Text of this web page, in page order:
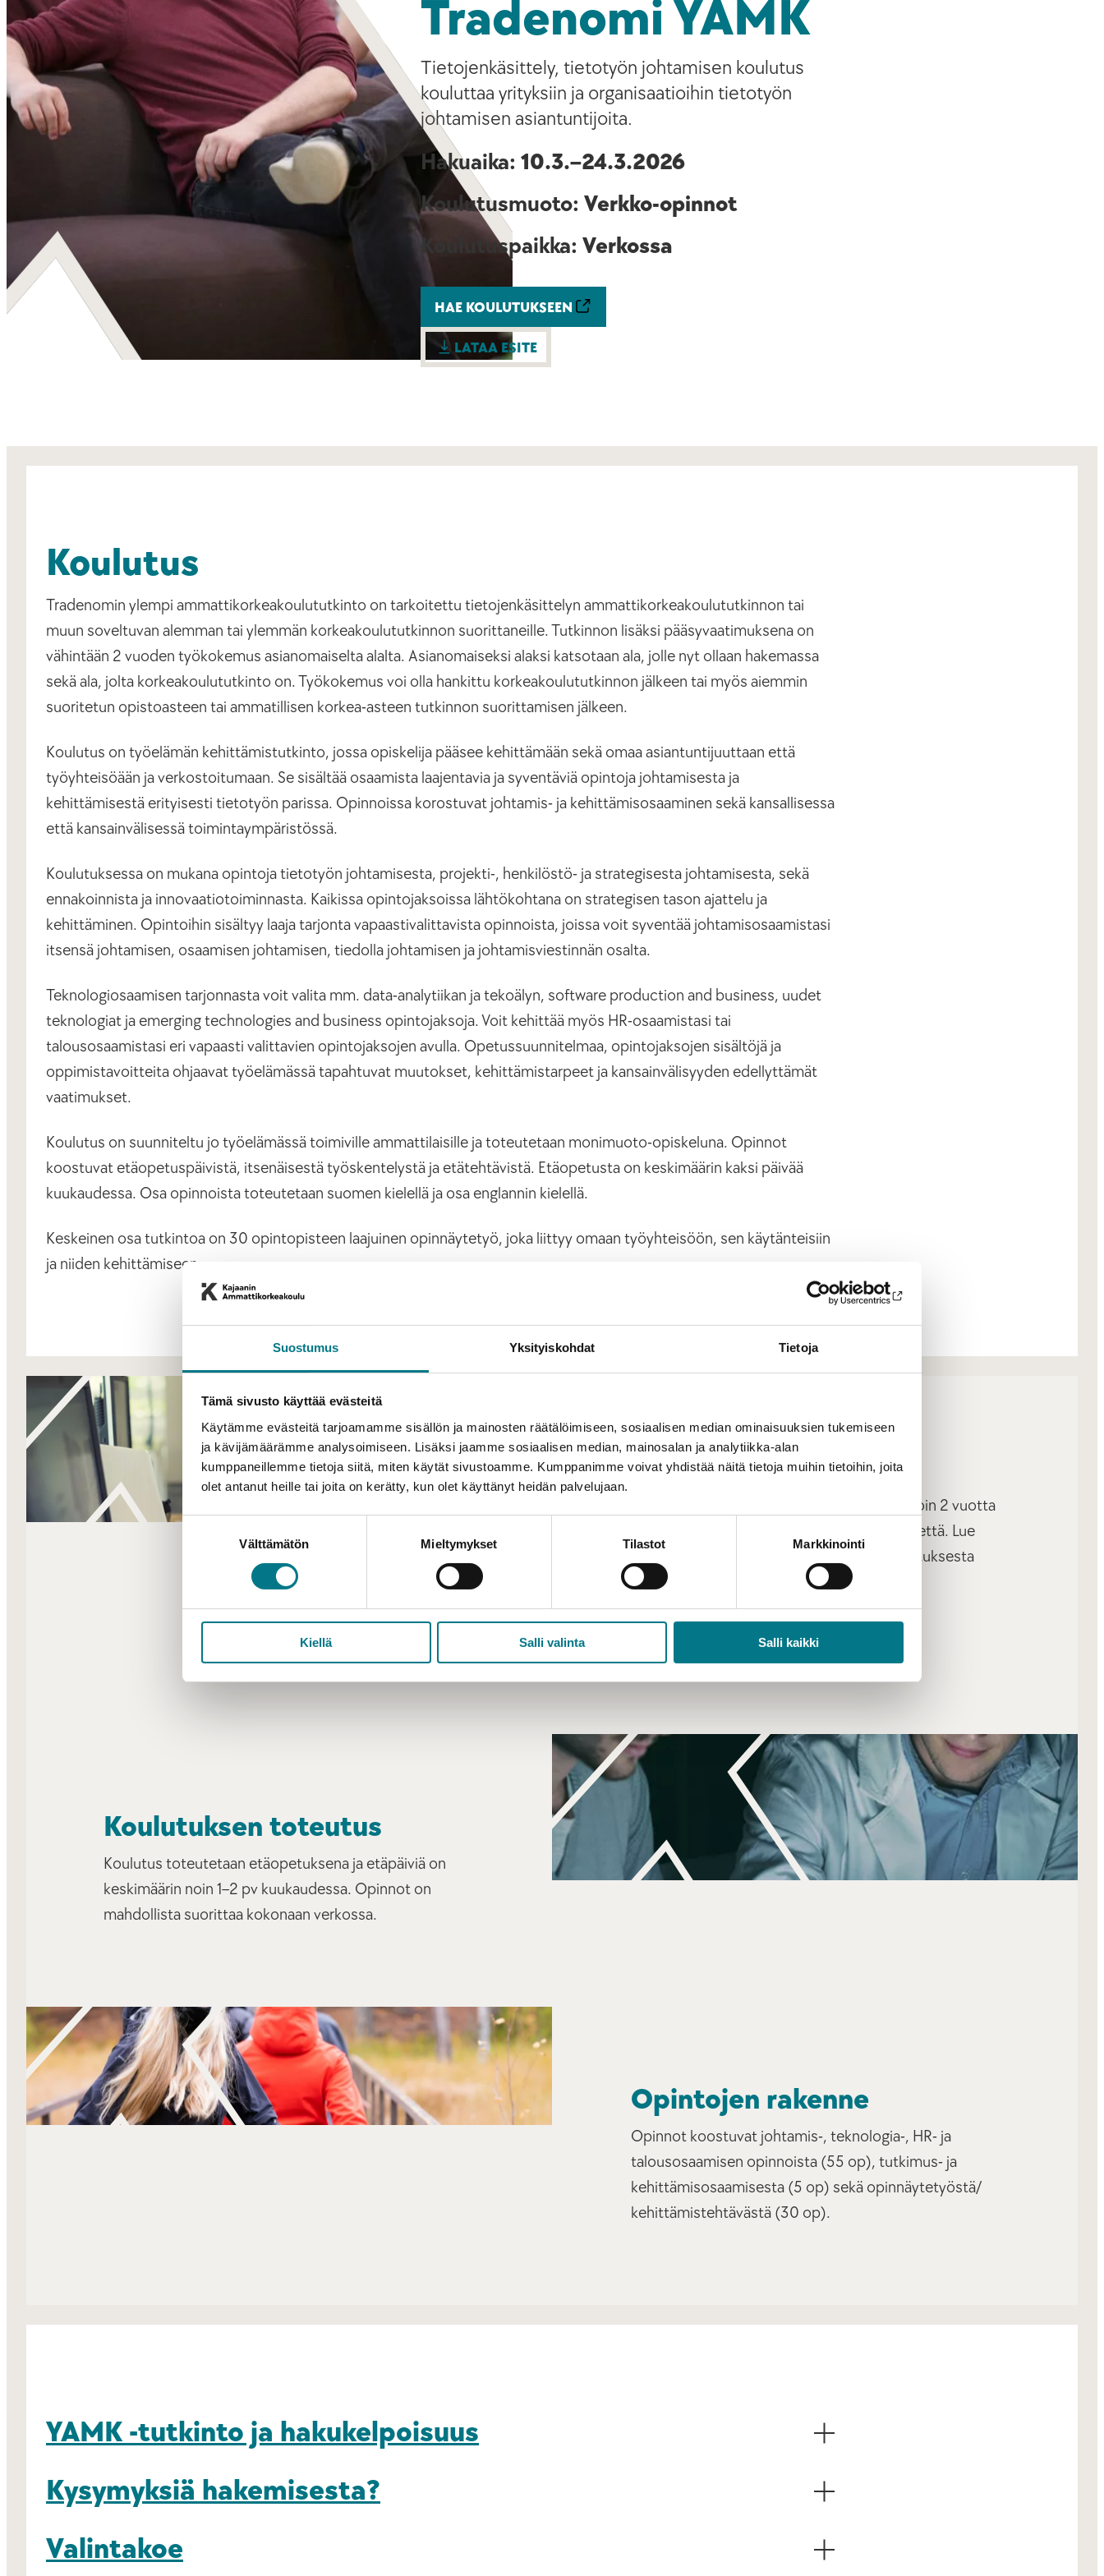
Suostumus Yksityiskohdat Tietoja
Tämä sivusto käyttää evästeitä
Käytämme evästeitä tarjoamamme sisällön ja mainosten räätälöimiseen, sosiaalisen median ominaisuuksien tukemiseen
ja kävijämäärämme analysoimiseen. Lisäksi jaamme sosiaalisen median, mainosalan ja analytiikka-alan
kumppaneillemme tietoja siitä, miten käytät sivustoamme. Kumppanimme voivat yhdistää näitä tietoja muihin tietoihin, joita
olet antanut heille tai joita on kerätty, kun olet käyttänyt heidän palvelujaan.
Suostumuksen
Välttämätön Mieltymykset Tilastot Markkinointi
Kiellä Salli valinta Salli kaikki
Tradenomi YAMK
Tietojenkäsittely, tietotyön johtamisen koulutus
kouluttaa yrityksiin ja organisaatioihin tietotyön
johtamisen asiantuntijoita.
Hakuaika: 10.3.–24.3.2026
Koulutusmuoto: Verkko-opinnot
Koulutuspaikka: Verkossa
HAE KOULUTUKSEEN
LATAA ESITE
Koulutus
Tradenomin ylempi ammattikorkeakoulututkinto on tarkoitettu tietojenkäsittelyn ammattikorkeakoulututkinnon tai
muun soveltuvan alemman tai ylemmän korkeakoulututkinnon suorittaneille. Tutkinnon lisäksi pääsyvaatimuksena on
vähintään 2 vuoden työkokemus asianomaiselta alalta. Asianomaiseksi alaksi katsotaan ala, jolle nyt ollaan hakemassa
sekä ala, jolta korkeakoulututkinto on. Työkokemus voi olla hankittu korkeakoulututkinnon jälkeen tai myös aiemmin
suoritetun opistoasteen tai ammatillisen korkea-asteen tutkinnon suorittamisen jälkeen.
Koulutus on työelämän kehittämistutkinto, jossa opiskelija pääsee kehittämään sekä omaa asiantuntijuuttaan että
työyhteisöään ja verkostoitumaan. Se sisältää osaamista laajentavia ja syventäviä opintoja johtamisesta ja
kehittämisestä erityisesti tietotyön parissa. Opinnoissa korostuvat johtamis- ja kehittämisosaaminen sekä kansallisessa
että kansainvälisessä toimintaympäristössä.
Koulutuksessa on mukana opintoja tietotyön johtamisesta, projekti-, henkilöstö- ja strategisesta johtamisesta, sekä
ennakoinnista ja innovaatiotoiminnasta. Kaikissa opintojaksoissa lähtökohtana on strategisen tason ajattelu ja
kehittäminen. Opintoihin sisältyy laaja tarjonta vapaastivalittavista opinnoista, joissa voit syventää johtamisosaamistasi
itsensä johtamisen, osaamisen johtamisen, tiedolla johtamisen ja johtamisviestinnän osalta.
Teknologiosaamisen tarjonnasta voit valita mm. data-analytiikan ja tekoälyn, software production and business, uudet
teknologiat ja emerging technologies and business opintojaksoja. Voit kehittää myös HR-osaamistasi tai
talousosaamistasi eri vapaasti valittavien opintojaksojen avulla. Opetussuunnitelmaa, opintojaksojen sisältöjä ja
oppimistavoitteita ohjaavat työelämässä tapahtuvat muutokset, kehittämistarpeet ja kansainvälisyyden edellyttämät
vaatimukset.
Koulutus on suunniteltu jo työelämässä toimiville ammattilaisille ja toteutetaan monimuoto-opiskeluna. Opinnot
koostuvat etäopetuspäivistä, itsenäisestä työskentelystä ja etätehtävistä. Etäopetusta on keskimäärin kaksi päivää
kuukaudessa. Osa opinnoista toteutetaan suomen kielellä ja osa englannin kielellä.
Keskeinen osa tutkintoa on 30 opintopisteen laajuinen opinnäytetyö, joka liittyy omaan työyhteisöön, sen käytänteisiin
ja niiden kehittämiseen.
Opinnot
Tietojenkäsittelyn YAMK -koulutus kestää noin 2 vuotta
työn ohessa ja sen laajuus on 90 opintopistettä. Lue
lisää koulutuksen sisällöstä ja opintojen ajoituksesta
opinto-oppaasta.
Koulutuksen toteutus
Koulutus toteutetaan etäopetuksena ja etäpäiviä on
keskimäärin noin 1–2 pv kuukaudessa. Opinnot on
mahdollista suorittaa kokonaan verkossa.
Opintojen rakenne
Opinnot koostuvat johtamis-, teknologia-, HR- ja
talousosaamisen opinnoista (55 op), tutkimus- ja
kehittämisosaamisesta (5 op) sekä opinnäytetyöstä/
kehittämistehtävästä (30 op).
YAMK -tutkinto ja hakukelpoisuus
Kysymyksiä hakemisesta?
Valintakoe